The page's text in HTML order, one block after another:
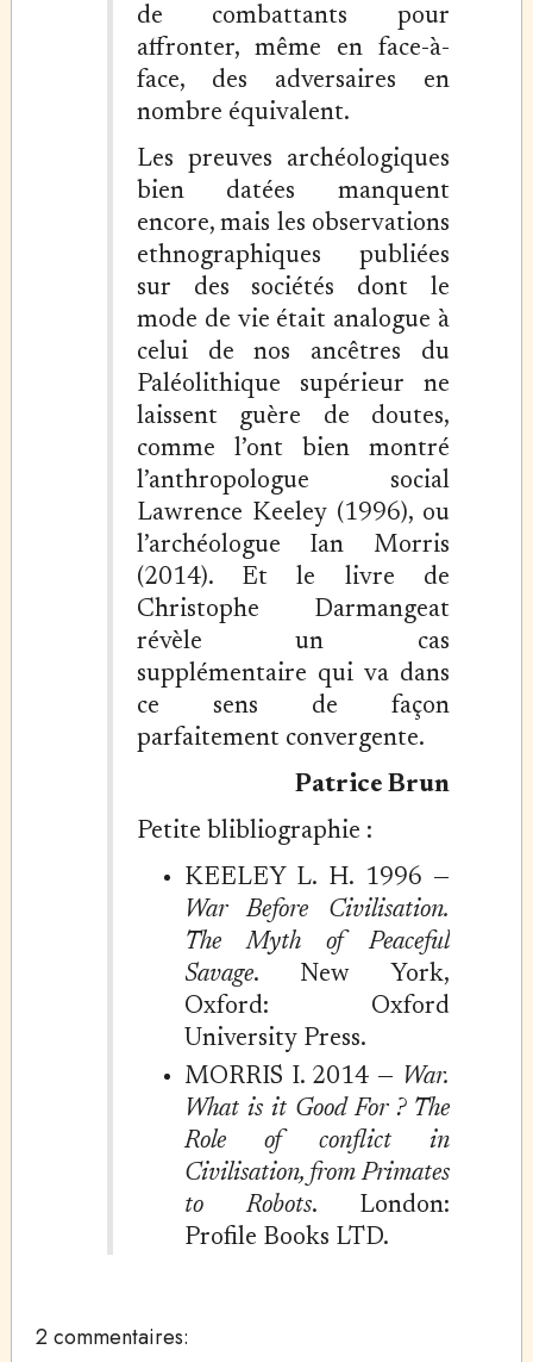
de combattants pour
affronter, même en face-à-
face, des adversaires en
nombre équivalent.
Les preuves archéologiques
bien datées manquent
encore, mais les observations
ethnographiques publiées
sur des sociétés dont le
mode de vie était analogue à
celui de nos ancêtres du
Paléolithique supérieur ne
laissent guère de doutes,
comme l’ont bien montré
l’anthropologue social
Lawrence Keeley (1996), ou
l’archéologue Ian Morris
(2014). Et le livre de
Christophe Darmangeat
révèle un cas
supplémentaire qui va dans
ce sens de façon
parfaitement convergente.
Patrice Brun
Petite blibliographie :
KEELEY L. H. 1996 —
War Before Civilisation.
The Myth of Peaceful
Savage. New York,
Oxford: Oxford
University Press.
MORRIS I. 2014 — War.
What is it Good For ? The
Role of conflict in
Civilisation, from Primates
to Robots. London:
Profile Books LTD.
2 commentaires: